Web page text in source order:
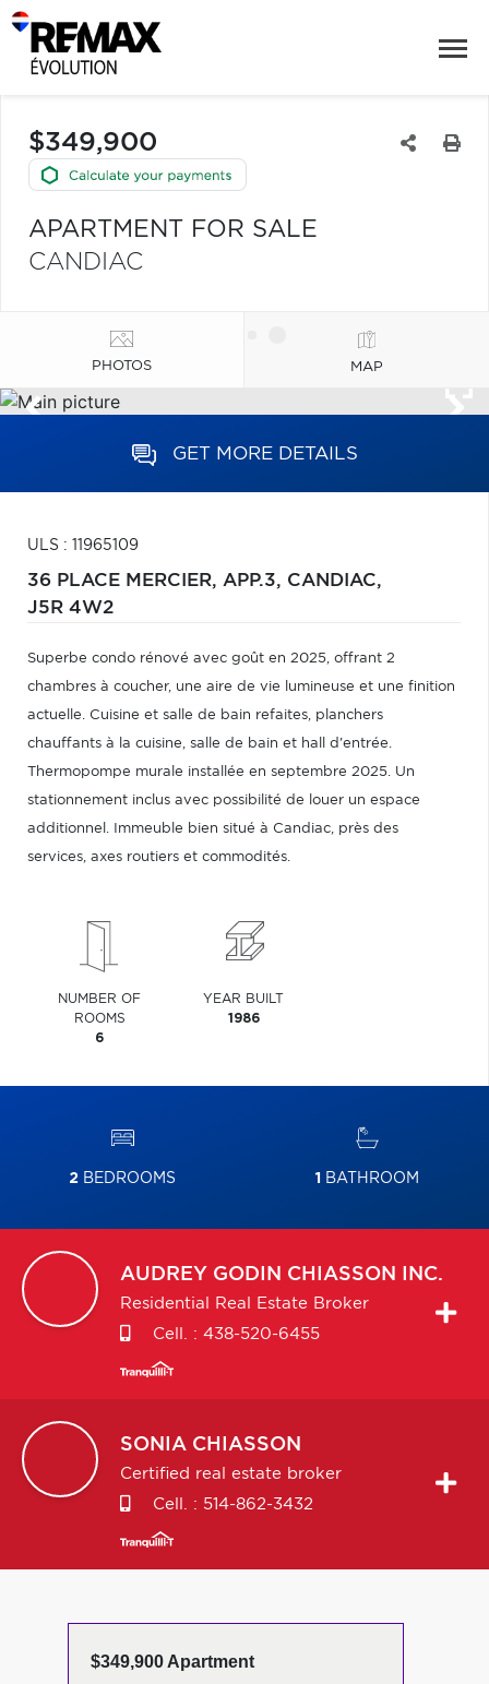
$349,900
APARTMENT FOR SALE
CANDIAC
PHOTOS MAP
GET MORE DETAILS
ULS : 11965109
36 PLACE MERCIER, APP.3, CANDIAC,
J5R 4W2
Superbe condo rénové avec goût en 2025, offrant 2
chambres à coucher, une aire de vie lumineuse et une finition
actuelle. Cuisine et salle de bain refaites, planchers
chauffants à la cuisine, salle de bain et hall d'entrée.
Thermopompe murale installée en septembre 2025. Un
stationnement inclus avec possibilité de louer un espace
additionnel. Immeuble bien situé à Candiac, près des
services, axes routiers et commodités.
NUMBER OF
ROOMS
6
YEAR BUILT
1986
2 BEDROOMS 1 BATHROOM
AUDREY GODIN CHIASSON INC.
Residential Real Estate Broker
Cell. : 438-520-6455
SONIA CHIASSON
Certified real estate broker
Cell. : 514-862-3432
$349,900 Apartment